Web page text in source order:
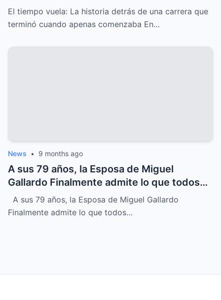
que CONQUISTÓ corazones con sus
canciones pero cuyo DESTINO inesperado
El tiempo vuela: La historia detrás de una carrera que
terminó cuando apenas comenzaba En…
News • 9 months ago
A sus 79 años, la Esposa de Miguel
Gallardo Finalmente admite lo que todos
sospechábamos
A sus 79 años, la Esposa de Miguel Gallardo
Finalmente admite lo que todos…